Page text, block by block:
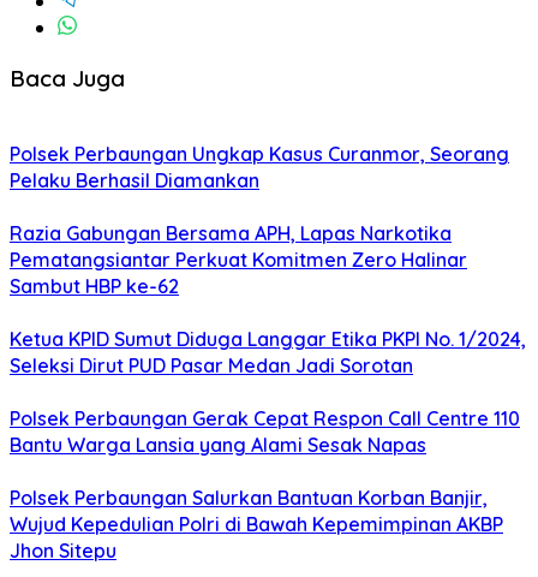
Baca Juga
Polsek Perbaungan Ungkap Kasus Curanmor, Seorang
Pelaku Berhasil Diamankan
Razia Gabungan Bersama APH, Lapas Narkotika
Pematangsiantar Perkuat Komitmen Zero Halinar
Sambut HBP ke-62
Ketua KPID Sumut Diduga Langgar Etika PKPI No. 1/2024,
Seleksi Dirut PUD Pasar Medan Jadi Sorotan
Polsek Perbaungan Gerak Cepat Respon Call Centre 110
Bantu Warga Lansia yang Alami Sesak Napas
Polsek Perbaungan Salurkan Bantuan Korban Banjir,
Wujud Kepedulian Polri di Bawah Kepemimpinan AKBP
Jhon Sitepu